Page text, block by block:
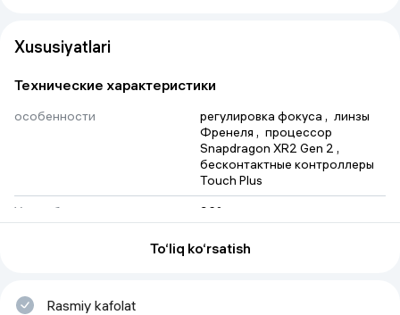
Xususiyatlari
Технические характеристики
особенности регулировка фокуса , линзы
Френеля , процессор
Snapdragon XR2 Gen 2 ,
бесконтактные контроллеры
Touch Plus
Углы обзора
96°
Диапазон регулировки фокуса58 мм - 68 мм
To‘liq ko‘rsatish
Rasmiy kafolat